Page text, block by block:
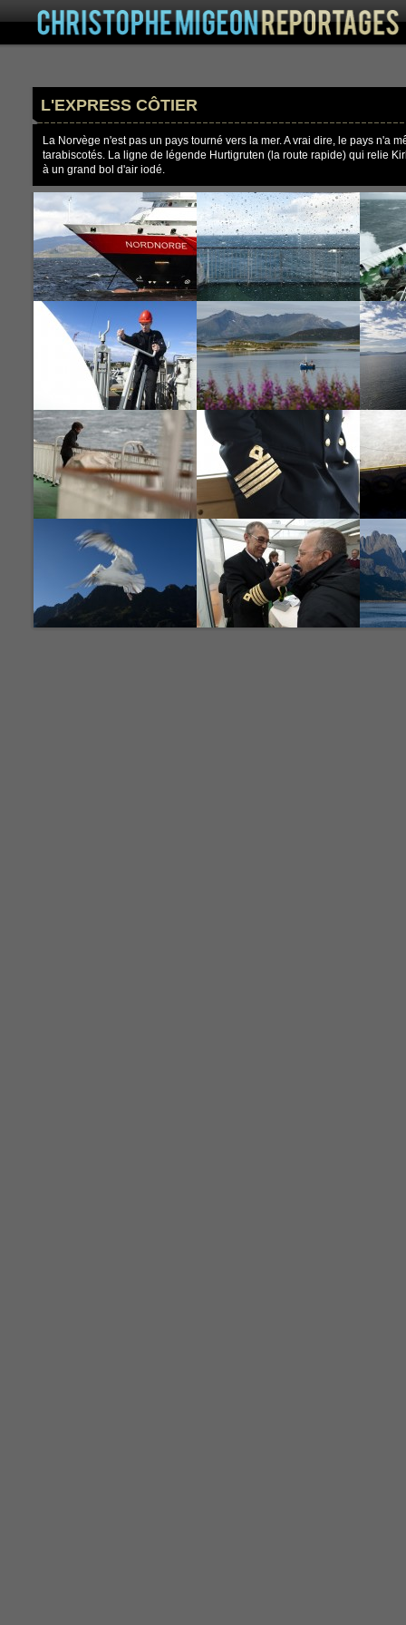
L'EXPRESS CÔTIER
La Norvège n'est pas un pays tourné vers la mer. A vrai dire, le pays n'a
tarabiscotés. La ligne de légende Hurtigruten (la route rapide) qui relie
à un grand bol d'air iodé.